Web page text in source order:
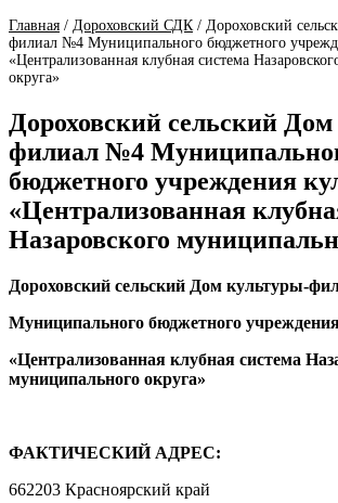
Главная / Дороховский СДК / Дороховский
филиал №4 Муниципального бюджетного
«Централизованная клубная система
округа»
Дороховский сельский
филиал №4
бюджетного учреждения
«Централизованная
Назаровского
Дороховский сельский Дом культуры-
Муниципального бюджетного
«Централизованная клубная система
муниципального округа»
ФАКТИЧЕСКИЙ АДРЕС:
662203 Красноярский край